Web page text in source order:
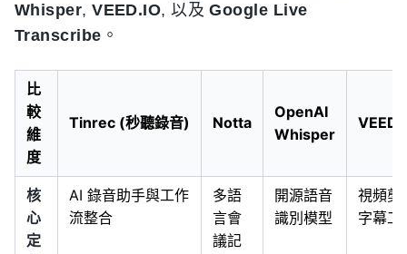
Whisper,VEED.IO, 以及Google Live
Transcribe 。
比
較
維
度
Tinrec (秒聽錄音) Notta
OpenAI
Whisper
核
心
定
AI 錄音助手與工作
流整合
多語
言會
議記
開源語音
識別模型
視頻剪
字幕工